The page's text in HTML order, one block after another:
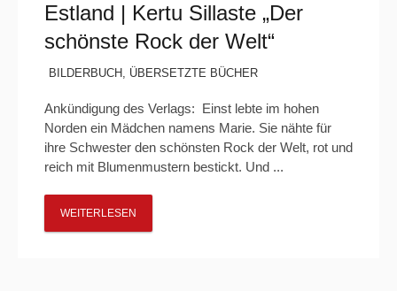
Estland | Kertu Sillaste „Der
schönste Rock der Welt“
BILDERBUCH , ÜBERSETZTE BÜCHER
Ankündigung des Verlags: Einst lebte im hohen
Norden ein Mädchen namens Marie. Sie nähte für
ihre Schwester den schönsten Rock der Welt, rot und
reich mit Blumenmustern bestickt. Und ...
WEITERLESEN